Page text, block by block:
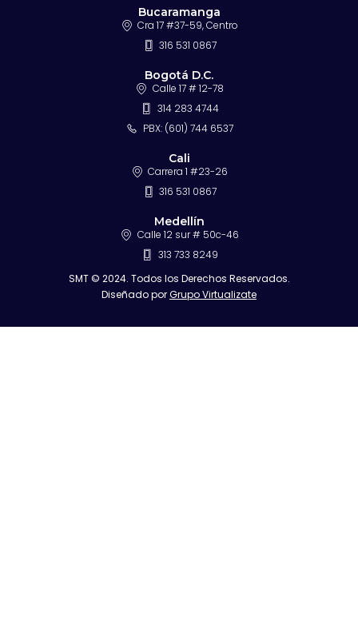
Bucaramanga
Cra 17 #37-59, Centro
316 531 0867
Bogotá D.C.
Calle 17 # 12-78
314 283 4744
PBX: (601) 744 6537
Cali
Carrera 1 #23-26
316 531 0867
Medellín
Calle 12 sur # 50c-46
313 733 8249
SMT © 2024. Todos los Derechos Reservados.
Diseñado porGrupo Virtualizate